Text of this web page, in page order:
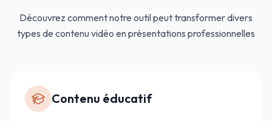
Découvrez comment notre outil peut transformer divers
types de contenu vidéo en présentations professionnelles
Contenu éducatif